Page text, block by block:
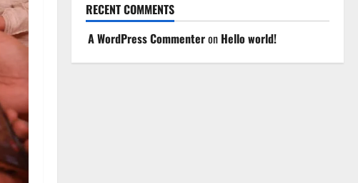
RECENT COMMENTS
A WordPress Commenteron Hello world!